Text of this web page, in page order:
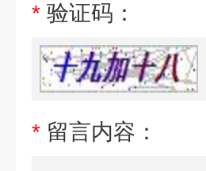
* 验证码：
* 留言内容：